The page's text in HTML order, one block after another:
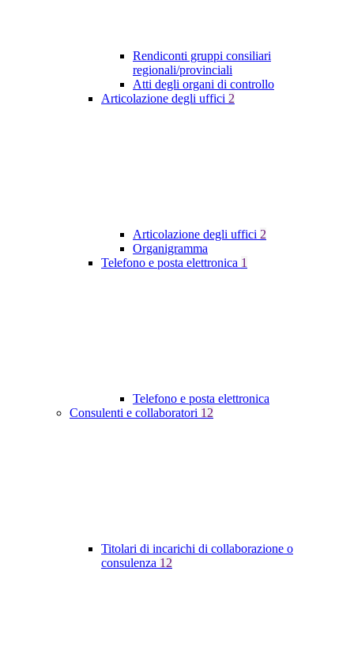
Rendiconti gruppi consiliari
regionali/provinciali
Atti degli organi di controllo
Articolazione degli uffici 2
Articolazione degli uffici 2
Organigramma
Telefono e posta elettronica 1
Telefono e posta elettronica
Consulenti e collaboratori 12
Titolari di incarichi di collaborazione o
consulenza 12